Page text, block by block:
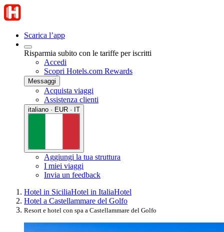
Scarica l’app
Risparmia subito con le tariffe per iscritti
Accedi
Scopri Hotels.com Rewards
Messaggi
Acquista viaggi
Assistenza clienti
italiano · EUR · IT
Aggiungi la tua struttura
I miei viaggi
Invia un feedback
Hotel in SiciliaHotel in ItaliaHotel
Hotel a Castellammare del Golfo
Resort e hotel con spa a Castellammare del Golfo